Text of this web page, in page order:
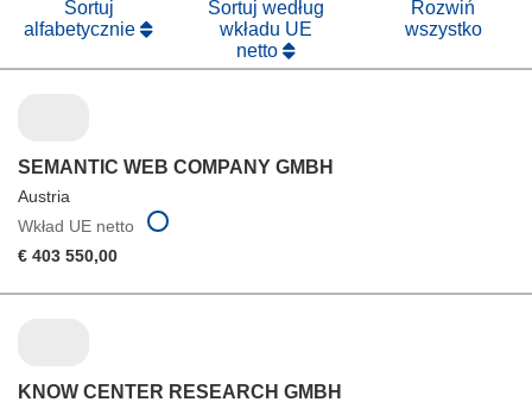
Sortuj
alfabetycznie
Sortuj według
wkładu UE
netto
Rozwiń
wszystko
SEMANTIC WEB COMPANY GMBH
Austria
Wkład UE netto
€ 403 550,00
KNOW CENTER RESEARCH GMBH